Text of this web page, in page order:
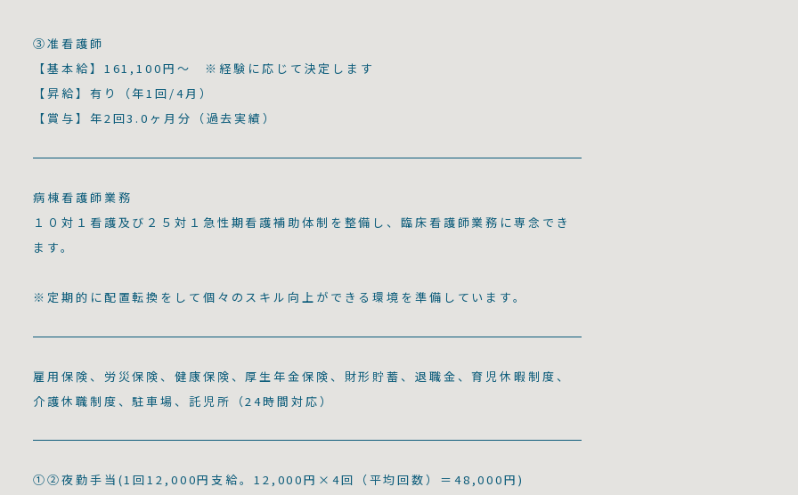
③准看護師
【基本給】161,100円～ ※経験に応じて決定します
【昇給】有り（年1回/4月）
【賞与】年2回3.0ヶ月分（過去実績）
病棟看護師業務
１０対１看護及び２５対１急性期看護補助体制を整備し、臨床看護師業務に専念でき
ます。
※定期的に配置転換をして個々のスキル向上ができる環境を準備しています。
雇用保険、労災保険、健康保険、厚生年金保険、財形貯蓄、退職金、育児休暇制度、
介護休職制度、駐車場、託児所（24時間対応）
①②夜勤手当(1回12,000円支給。12,000円×4回（平均回数）＝48,000円)